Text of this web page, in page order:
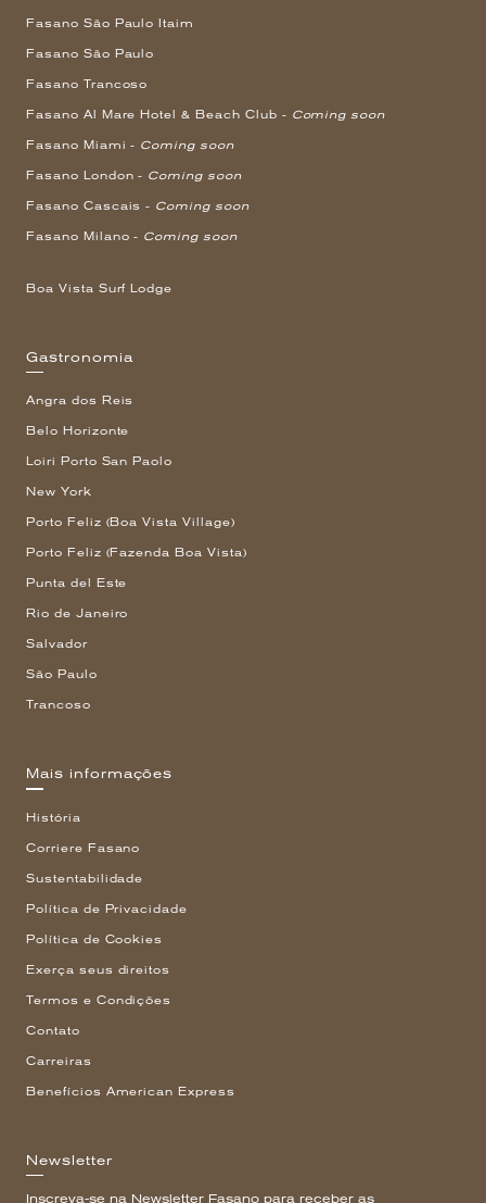
Fasano São Paulo Itaim
Fasano São Paulo
Fasano Trancoso
Fasano Al Mare Hotel & Beach Club - Coming soon
Fasano Miami - Coming soon
Fasano London - Coming soon
Fasano Cascais - Coming soon
Fasano Milano - Coming soon
Boa Vista Surf Lodge
Gastronomia
Angra dos Reis
Belo Horizonte
Loiri Porto San Paolo
New York
Porto Feliz (Boa Vista Village)
Porto Feliz (Fazenda Boa Vista)
Punta del Este
Rio de Janeiro
Salvador
São Paulo
Trancoso
Mais informações
História
Corriere Fasano
Sustentabilidade
Política de Privacidade
Política de Cookies
Exerça seus direitos
Termos e Condições
Contato
Carreiras
Benefícios American Express
Newsletter
Inscreva-se na Newsletter Fasano para receber as